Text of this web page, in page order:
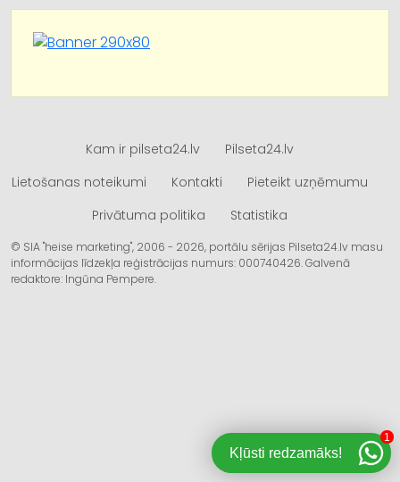
Kam ir pilseta24.lv
Pilseta24.lv
Lietošanas noteikumi
Kontakti
Pieteikt uzņēmumu
Privātuma politika
Statistika
© SIA "heise marketing", 2006 - 2026, portālu sērijas Pilseta24.lv masu
informācijas līdzekļa reģistrācijas numurs: 000740426. Galvenā
redaktore: Ingūna Pempere.
Kļūsti redzamāks!
1